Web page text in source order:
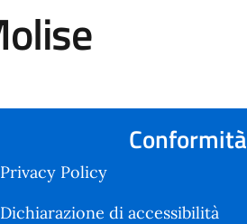
conformità
Privacy Policy
Dichiarazione di accessibilità